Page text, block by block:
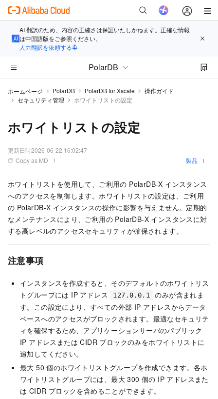
AI 翻訳のため、内容の正確さは保証いたしかねます。正確な情報
は中国語版をご参照ください。
人力翻訳を依頼する
PolarDB
ホームページ PolarDB PolarDB for Xscale
操作ガイド
セキュリティ管理
ホワイトリストの設定
ホワイトリストの設定
更新日時2026-06-22 16:02:47
Copy as MD
製品
ホワイトリストを使用して、ご利用の PolarDB-X インスタンス
へのアクセスを制御します。ホワイトリストの設定は、ご利用
の PolarDB-X インスタンスの操作に影響を与えません。定期的
なメンテナンスにより、ご利用の PolarDB-X インスタンスに対
する高レベルのアクセスセキュリティが確保されます。
注意事項
インスタンスを作成すると、そのデフォルトのホワイトリス
トグループには IP アドレス
127.0.0.1
のみが含まれま
す。この設定により、すべての外部 IP アドレスからデータ
ベースへのアクセスがブロックされます。最適なセキュリテ
ィを確保するため、アプリケーションサーバのパブリック
IP アドレスまたは CIDR ブロックのみをホワイトリストに
追加してください。
最大 50 個のホワイトリストグループを作成できます。各ホ
ワイトリストグループには、最大 300 個の IP アドレスまた
は CIDR ブロックを含めることができます。